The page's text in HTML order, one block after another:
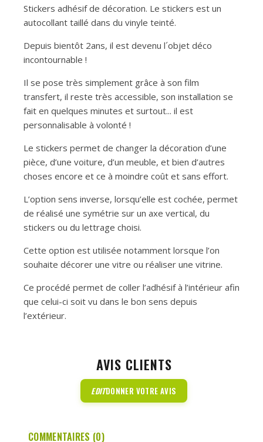
Stickers adhésif de décoration. Le stickers est un
autocollant taillé dans du vinyle teinté.
Depuis bientôt 2ans, il est devenu l´objet déco
incontournable !
Il se pose très simplement grâce à son film
transfert, il reste très accessible, son installation se
fait en quelques minutes et surtout... il est
personnalisable à volonté !
Le stickers permet de changer la décoration d’une
pièce, d’une voiture, d’un meuble, et bien d’autres
choses encore et ce à moindre coût et sans effort.
L’option sens inverse, lorsqu’elle est cochée, permet
de réalisé une symétrie sur un axe vertical, du
stickers ou du lettrage choisi.
Cette option est utilisée notamment lorsque l’on
souhaite décorer une vitre ou réaliser une vitrine.
Ce procédé permet de coller l’adhésif à l’intérieur afin
que celui-ci soit vu dans le bon sens depuis
l’extérieur.
AVIS CLIENTS
EDITDONNER VOTRE AVIS
COMMENTAIRES (0)